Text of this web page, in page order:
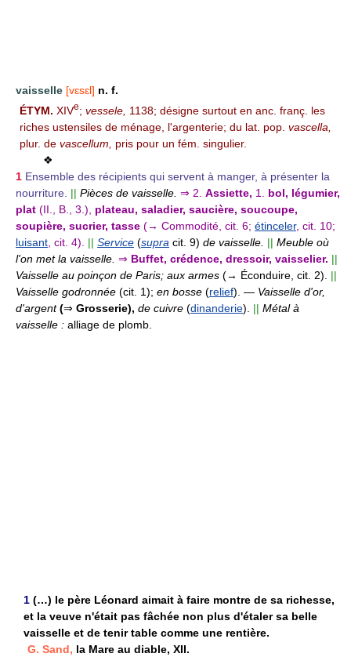
vaisselle [vɛsɛl] n. f.
ÉTYM. XIVe; vessele, 1138; désigne surtout en anc. franç. les
riches ustensiles de ménage, l'argenterie; du lat. pop. vascella,
plur. de vascellum,
pris pour un fém. singulier.
❖
1 Ensemble des récipients qui servent à manger, à présenter la
nourriture. || Pièces de vaisselle. ⇒ 2. Assiette, 1. bol, légumier,
plat (II., B., 3.),
plateau, saladier, saucière, soucoupe,
soupière, sucrier, tasse (→ Commodité, cit. 6; étinceler, cit. 10;
luisant , cit. 4). || Service (supra cit. 9) de vaisselle. || Meuble où
l'on met la vaisselle. ⇒ Buffet, crédence, dressoir, vaisselier. ||
Vaisselle au poinçon de Paris; aux armes (→ Éconduire, cit. 2).
||
Vaisselle godronnée (cit. 1); en bosse (relief). — Vaisselle d'or,
d'argent(⇒ Grosserie), de cuivre (dinanderie). || Métal à
vaisselle : alliage de plomb.
1 (…) le père Léonard aimait à faire montre de sa richesse,
et la veuve n'était pas fâchée non plus d'étaler sa belle
vaisselle et de tenir table comme une rentière.
G. Sand, la Mare au diable, XII.